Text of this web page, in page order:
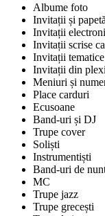
Albume foto
Invitații și
Invitații
Invitații scrise
Invitații tematice
Invitații din
Meniuri și
Place carduri
Ecusoane
Band-uri și DJ
Trupe cover
Soliști
Instrumentiști
Band-uri de
MC
Trupe jazz
Trupe grecești